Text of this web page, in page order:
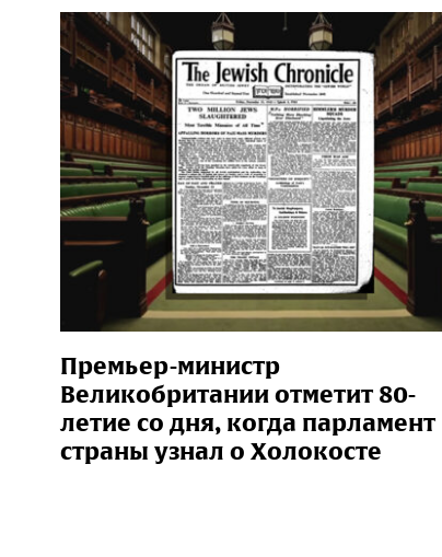
Премьер-министр
Великобритании отметит 80-
летие со дня, когда парламент
страны узнал о Холокосте